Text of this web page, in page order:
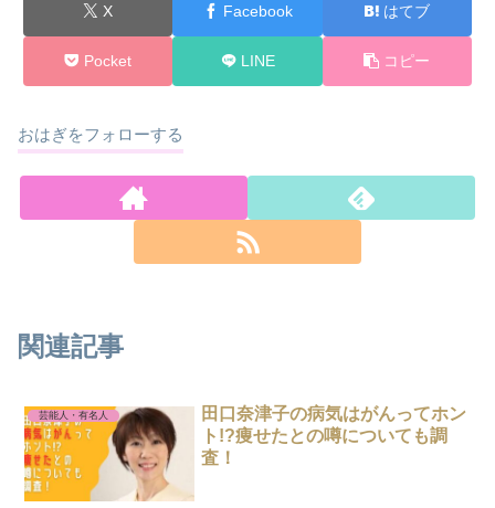
X Facebook はてブ
Pocket LINE コピー
おはぎをフォローする
関連記事
芸能人・有名人
田口奈津子の病気はがんってホン
ト!?痩せたとの噂についても調
査！